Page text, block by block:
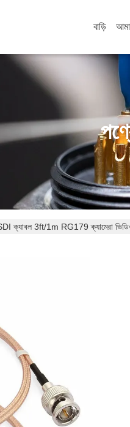
বাড়ি
3ft/1m RG179 ক্যামেরা ভিডিও